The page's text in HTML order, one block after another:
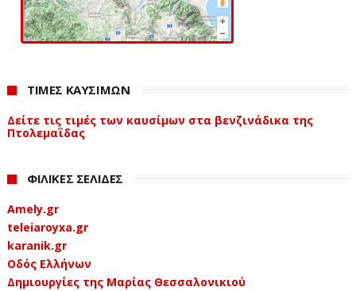
ΤΙΜΕΣ ΚΑΥΣΙΜΩΝ
Δείτε τις τιμές των καυσίμων στα βενζινάδικα της
Πτολεμαΐδας
ΦΙΛΙΚΕΣ ΣΕΛΙΔΕΣ
Amely.gr
teleiaroyxa.gr
karanik.gr
Οδός Ελλήνων
Δημιουργίες της Μαρίας Θεσσαλονικιού